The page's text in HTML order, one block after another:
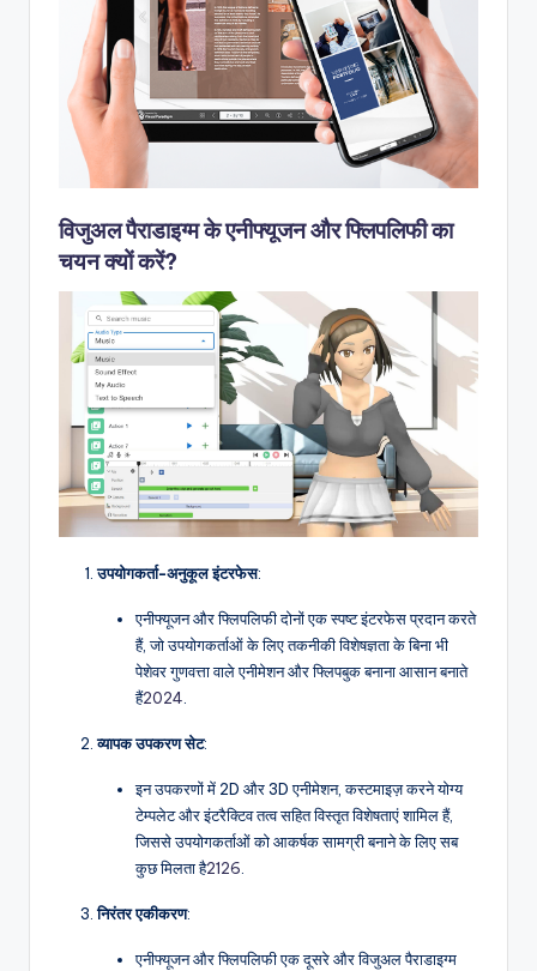
aविजुअल पैराडाइग्म के एनीफ्यूजन और फ्लिपलिफी का
चयन क्यों करें?
उपयोगकर्ता-अनुकूल इंटरफेस:
एनीफ्यूजन और फ्लिपलिफी दोनों एक स्पष्ट इंटरफेस प्रदान करते
हैं, जो उपयोगकर्ताओं के लिए तकनीकी विशेषज्ञता के बिना भी
पेशेवर गुणवत्ता वाले एनीमेशन और फ्लिपबुक बनाना आसान बनाते
हैं2024
व्यापक उपकरण सेट:
इन उपकरणों में 2D और 3D एनीमेशन, कस्टमाइज़ करने योग्य
टेम्पलेट और इंटरैक्टिव तत्व सहित विस्तृत विशेषताएं शामिल हैं,
जिससे उपयोगकर्ताओं को आकर्षक सामग्री बनाने के लिए सब
कुछ मिलता है2126
निरंतर एकीकरण:
एनीफ्यूजन और फ्लिपलिफी एक दूसरे और विजुअल पैराडाइग्म